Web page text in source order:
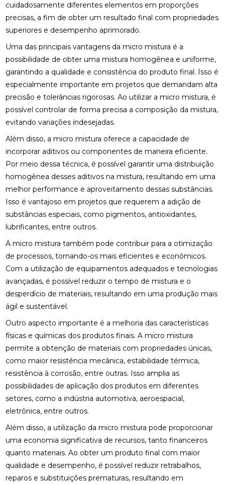
cuidadosamente diferentes elementos em proporções
precisas, a fim de obter um resultado final com propriedades
superiores e desempenho aprimorado.
Uma das principais vantagens da micro mistura é a
possibilidade de obter uma mistura homogênea e uniforme,
garantindo a qualidade e consistência do produto final. Isso é
especialmente importante em projetos que demandam alta
precisão e tolerâncias rigorosas. Ao utilizar a micro mistura, é
possível controlar de forma precisa a composição da mistura,
evitando variações indesejadas.
Além disso, a micro mistura oferece a capacidade de
incorporar aditivos ou componentes de maneira eficiente.
Por meio dessa técnica, é possível garantir uma distribuição
homogênea desses aditivos na mistura, resultando em uma
melhor performance e aproveitamento dessas substâncias.
Isso é vantajoso em projetos que requerem a adição de
substâncias especiais, como pigmentos, antioxidantes,
lubrificantes, entre outros.
A micro mistura também pode contribuir para a otimização
de processos, tornando-os mais eficientes e econômicos.
Com a utilização de equipamentos adequados e tecnologias
avançadas, é possível reduzir o tempo de mistura e o
desperdício de materiais, resultando em uma produção mais
ágil e sustentável.
Outro aspecto importante é a melhoria das características
físicas e químicas dos produtos finais. A micro mistura
permite a obtenção de materiais com propriedades únicas,
como maior resistência mecânica, estabilidade térmica,
resistência à corrosão, entre outras. Isso amplia as
possibilidades de aplicação dos produtos em diferentes
setores, como a indústria automotiva, aeroespacial,
eletrônica, entre outros.
Além disso, a utilização da micro mistura pode proporcionar
uma economia significativa de recursos, tanto financeiros
quanto materiais. Ao obter um produto final com maior
qualidade e desempenho, é possível reduzir retrabalhos,
reparos e substituições prematuras, resultando em